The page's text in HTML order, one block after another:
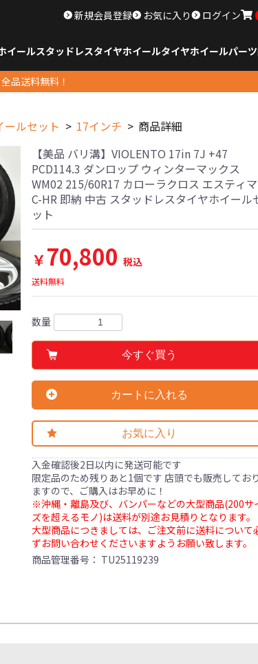
新規会員登録 お気に入り ログイン
イールスタッドレスタイヤホイールタイヤホイールパー
品送料無料！
ールセット 17インチ 商品詳細
【美品 バリ溝】VIOLENTO 17in 7J +47
PCD114.3 ダンロップ ウィンターマックス
WM02 215/60R17 カローラクロス エスティマ
C-HR 即納 中古 スタッドレスタイヤホイール
ット
￥70,800 税込
送料無料
数量
今すぐ買う
カートに入れる
お気に入り
入金確認後2日以内に発送可能です
限定品のため残りあと1個です 店頭でも販売しており
ますので、ご購入はお早めに！
※沖縄・離島及び、バンパーなどの大型商品(200サ
ズを超えるモノ)は送料が別途お見積りとなります。
大型商品につきましては、ご注文前に送料について
ずお問い合わせくださいますようお願い致します。
商品管理番号： TU25119239